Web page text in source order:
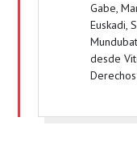
Gabe,
Euskadi,
desde